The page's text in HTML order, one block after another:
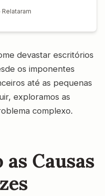
devastar escritórios
os imponentes
até as pequenas
exploramos as
complexo.
Causas